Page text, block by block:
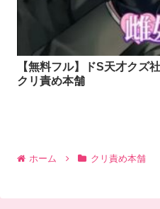
【無料フル】ドS天才クズ
クリ責め本舗
ホーム クリ責め本舗